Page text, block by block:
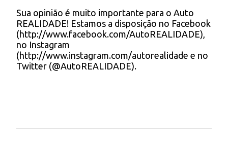
c
o
m
e
n
t
Sua opinião é muito importante para o Auto
REALIDADE! Estamos a disposição no Facebook
(http://www.facebook.com/AutoREALIDADE),
no Instagram
(http://www.instagram.com/autorealidade e no
Twitter (@AutoREALIDADE).